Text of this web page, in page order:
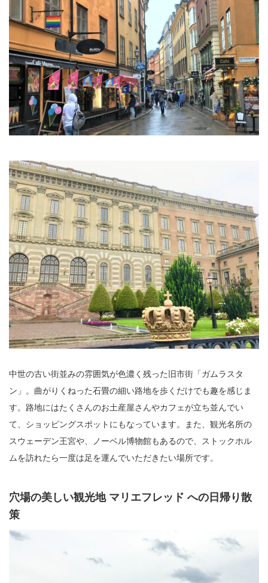
中世の古い街並みの雰囲気が色濃く残った旧市街「ガムラスタ
ン」。曲がりくねった石畳の細い路地を歩くだけでも趣を感じま
す。路地にはたくさんのお土産屋さんやカフェが立ち並んでい
て、ショッピングスポットにもなっています。また、観光名所の
スウェーデン王宮や、ノーベル博物館もあるので、ストックホル
ムを訪れたら一度は足を運んでいただきたい場所です。
穴場の美しい観光地 マリエフレッド への日帰り散
策